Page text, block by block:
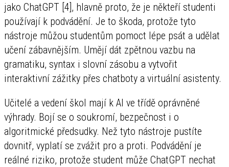
jako ChatGPT [4], hlavně proto, že je někteří studenti
používají k podvádění. Je to škoda, protože tyto
nástroje můžou studentům pomoct lépe psát a udělat
učení zábavnějším. Umějí dát zpětnou vazbu na
gramatiku, syntax i slovní zásobu a vytvořit
interaktivní zážitky přes chatboty a virtuální asistenty.
Učitelé a vedení škol mají k AI ve třídě oprávněné
výhrady. Bojí se o soukromí, bezpečnost i o
algoritmické předsudky. Než tyto nástroje pustíte
dovnitř, vyplatí se zvážit pro a proti. Podvádění je
reálné riziko, protože student může ChatGPT nechat